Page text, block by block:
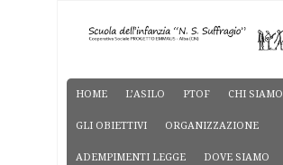
HOME L’ASILO PTOF CHI SIAMO
GLI OBIETTIVI ORGANIZZAZIONE
ADEMPIMENTI LEGGE DOVE SIAMO